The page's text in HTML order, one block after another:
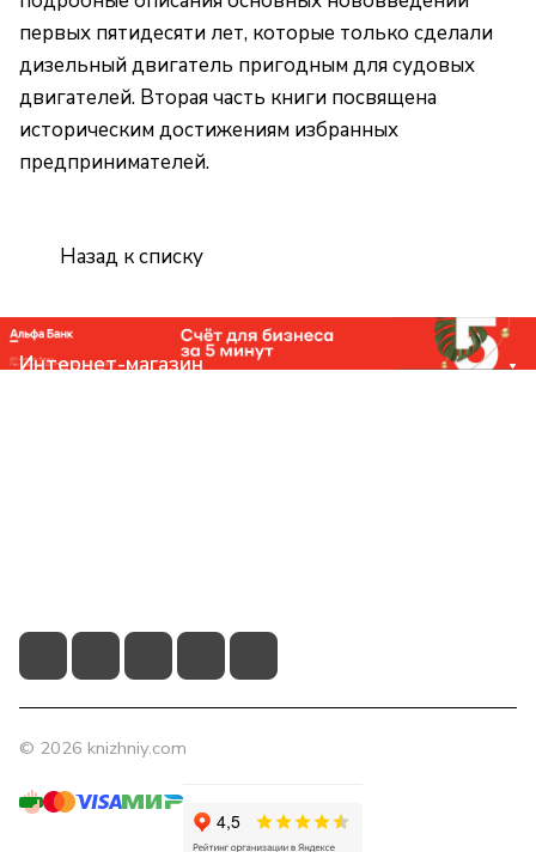
первых пятидесяти лет, которые только сделали
дизельный двигатель пригодным для судовых
двигателей. Вторая часть книги посвящена
историческим достижениям избранных
предпринимателей.
Назад к списку
Интернет-магазин
© 2026 knizhniy.com